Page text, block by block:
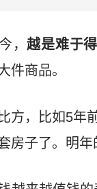
，越是难于
件商品。
方，比如5年
房子了。明年